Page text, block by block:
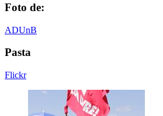
Foto de:
ADUnB
Pasta
Flickr